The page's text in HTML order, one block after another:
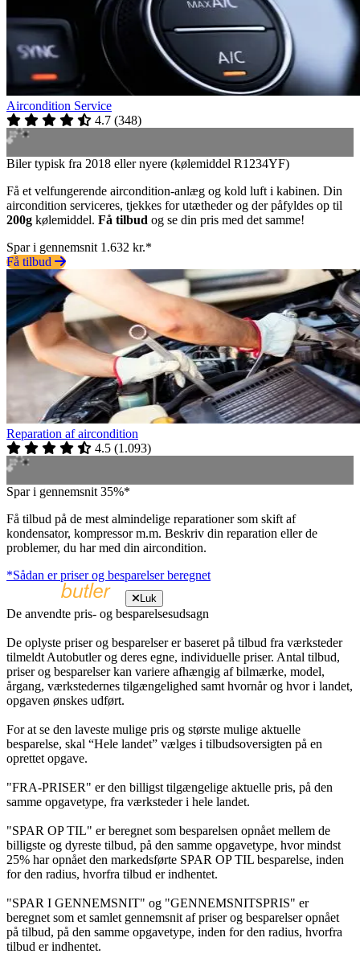
Aircondition Service
4.7 (348)
Biler typisk fra 2018 eller nyere (kølemiddel R1234YF)
Få et velfungerende aircondition-anlæg og kold luft i kabinen. Din
aircondition serviceres, tjekkes for utætheder og der påfyldes op til
200g kølemiddel. Få tilbud og se din pris med det samme!
Spar i gennemsnit 1.632 kr.*
Få tilbud
Reparation af aircondition
4.5 (1.093)
Spar i gennemsnit 35%*
Få tilbud på de mest almindelige reparationer som skift af
kondensator, kompressor m.m. Beskriv din reparation eller de
problemer, du har med din aircondition.
*Sådan er priser og besparelser beregnet
Luk
De anvendte pris- og besparelsesudsagn
De oplyste priser og besparelser er baseret på tilbud fra værksteder
tilmeldt Autobutler og deres egne, individuelle priser. Antal tilbud,
priser og besparelser kan variere afhængig af bilmærke, model,
årgang, værkstedernes tilgængelighed samt hvornår og hvor i landet,
opgaven ønskes udført.
For at se den laveste mulige pris og største mulige aktuelle
besparelse, skal “Hele landet” vælges i tilbudsoversigten på en
oprettet opgave.
"FRA-PRISER" er den billigst tilgængelige aktuelle pris, på den
samme opgavetype, fra værksteder i hele landet.
"SPAR OP TIL" er beregnet som besparelsen opnået mellem de
billigste og dyreste tilbud, på den samme opgavetype, hvor mindst
25% har opnået den markedsførte SPAR OP TIL besparelse, inden
for den radius, hvorfra tilbud er indhentet.
"SPAR I GENNEMSNIT" og "GENNEMSNITSPRIS" er
beregnet som et samlet gennemsnit af priser og besparelser opnået
på tilbud, på den samme opgavetype, inden for den radius, hvorfra
tilbud er indhentet.